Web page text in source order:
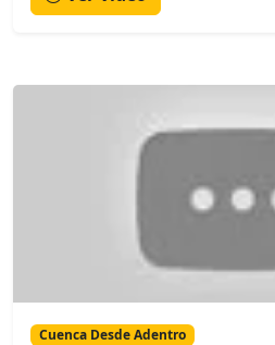
Cuenca Desde Adentro